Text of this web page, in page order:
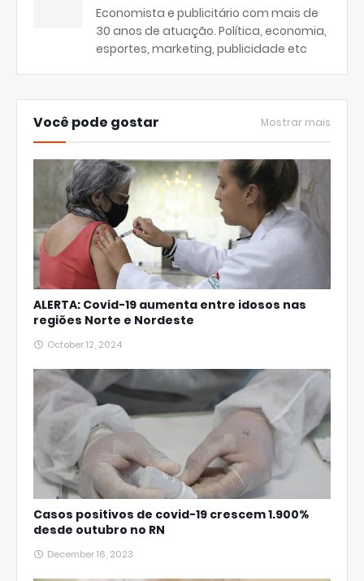
Economista e publicitário com mais de
30 anos de atuação. Política, economia,
esportes, marketing, publicidade etc
Você pode gostar Mostrar mais
ALERTA: Covid-19 aumenta entre idosos nas
regiões Norte e Nordeste
October 12, 2024
Casos positivos de covid-19 crescem 1.900%
desde outubro no RN
December 16, 2023